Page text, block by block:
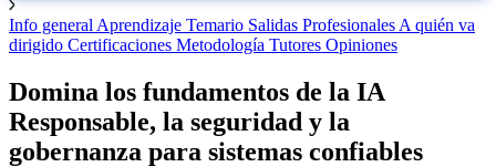
Info general Aprendizaje Temario Salidas Profesionales A quién va
dirigido Certificaciones Metodología Tutores Opiniones
Domina los fundamentos de la IA
Responsable, la seguridad y la
gobernanza para sistemas confiables